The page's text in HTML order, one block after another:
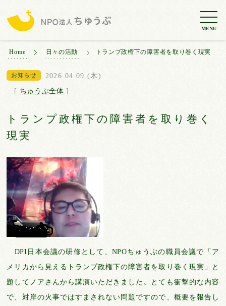
MENU
Home 日々の活動 トランプ政権下の障害者を取り巻く現実
お知らせ
2026.04.09 (木)
[ ちゅうぶ全体 ]
トランプ政権下の障害者を取り巻く
現実
DPI日本会議の研修として、NPOちゅうぶの職員会議で「ア
メリカから見えるトランプ政権下の障害者を取り巻く現実」と
題してノアさんから講演いただきました。とても衝撃的な内容
で、対岸の火事ではすまされない問題ですので、概要を報告し